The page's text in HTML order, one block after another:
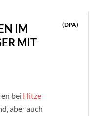
IM
MIT
(DPA)
bei Hitze
aber auch